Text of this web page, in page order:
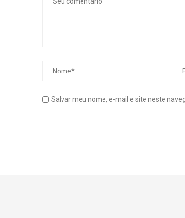
Salvar meu nome, e-mail e site neste